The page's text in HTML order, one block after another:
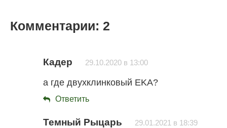
Комментарии: 2
Кадер 29.10.2020 в 13:00
а где двухклинковый EKA?
Ответить
Темный Рыцарь 29.01.2021 в 18:39